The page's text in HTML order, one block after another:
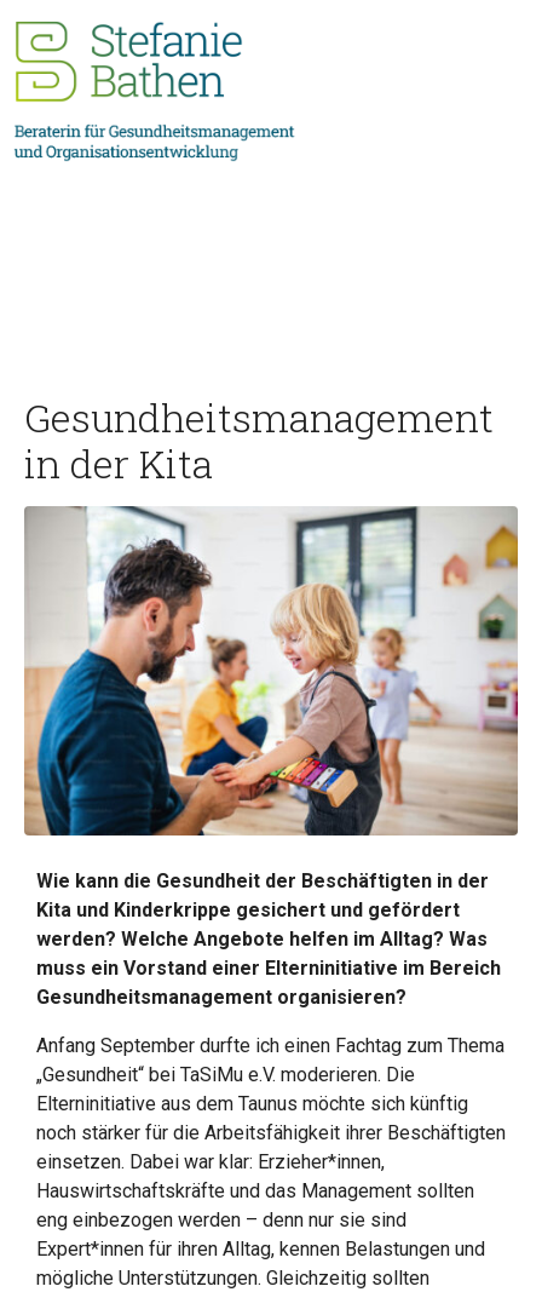
Gesundheitsmanagement
in der Kita
Wie kann die Gesundheit der Beschäftigten in der
Kita und Kinderkrippe gesichert und gefördert
werden? Welche Angebote helfen im Alltag? Was
muss ein Vorstand einer Elterninitiative im Bereich
Gesundheitsmanagement organisieren?
Anfang September durfte ich einen Fachtag zum Thema
„Gesundheit“ bei TaSiMu e.V. moderieren. Die
Elterninitiative aus dem Taunus möchte sich künftig
noch stärker für die Arbeitsfähigkeit ihrer Beschäftigten
einsetzen. Dabei war klar: Erzieher*innen,
Hauswirtschaftskräfte und das Management sollten
eng einbezogen werden – denn nur sie sind
Expert*innen für ihren Alltag, kennen Belastungen und
mögliche Unterstützungen. Gleichzeitig sollten